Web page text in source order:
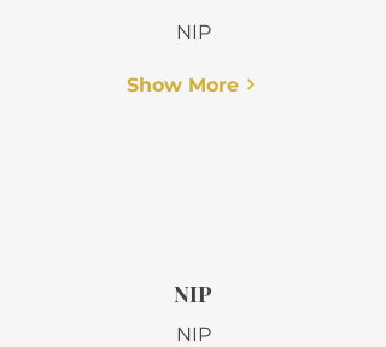
NIP
Show More
NIP
NIP